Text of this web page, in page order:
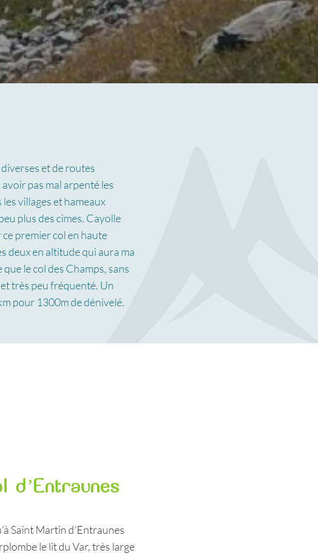
et de routes
pas mal arpenté les
villages et hameaux
plus des cimes. Cayolle
premier col en haute
deux en altitude qui aura ma
le col des Champs, sans
très peu fréquenté. Un
pour 1300m de dénivelé.
d’Entraunes
Saint Martin d’Entraunes
le lit du Var, très large